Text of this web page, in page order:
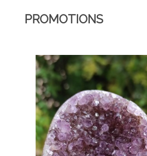
PROMOTIONS